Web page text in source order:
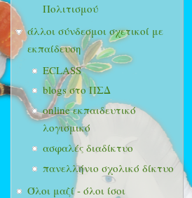
Πολιτισμού
άλλοι σύνδεσμοι σχετικοί με
εκπαίδευση
ECLASS
blogs στο ΠΣΔ
online εκπαιδευτικό
λογισμικό
ασφαλές διαδίκτυο
πανελλήνιο σχολικό δίκτυο
Όλοι μαζί - όλοι ίσοι